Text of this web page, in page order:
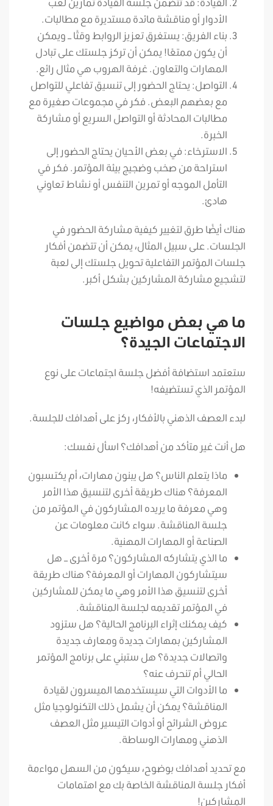
الأدوار أو مناقشة مائدة مستديرة مع مطالبات.
بناء الفريق: يستغرق تعزيز الروابط وقتًا – ويمكن
أن يكون ممتعًا! يمكن أن تركز جلستك على تبادل
المهارات والتعاون. غرفة الهروب هي مثال رائع.
التواصل: يحتاج الحضور إلى تنسيق تفاعلي للتواصل
مع بعضهم البعض. فكر في مجموعات صغيرة مع
مطالبات المحادثة أو التواصل السريع أو مشاركة
الخبرة.
الاسترخاء: في بعض الأحيان يحتاج الحضور إلى
استراحة من صخب وضجيج بيئة المؤتمر. فكر في
التأمل الموجه أو تمرين التنفس أو نشاط تعاوني
هادئ.
هناك أيضًا طرق لتغيير كيفية مشاركة الحضور في
الجلسات. على سبيل المثال، يمكن أن تتضمن أفكار
جلسات المؤتمر التفاعلية تحويل جلستك إلى لعبة
لتشجيع مشاركة المشاركين بشكل أكبر.
ما هي بعض مواضيع جلسات
الاجتماعات الجيدة؟
ستعتمد استضافة أفضل جلسة اجتماعات على نوع
المؤتمر الذي تستضيفه!
لبدء العصف الذهني بالأفكار، ركز على أهدافك للجلسة.
هل أنت غير متأكد من أهدافك؟ اسأل نفسك:
ماذا يتعلم الناس؟ هل يبنون مهارات، أم يكتسبون
المعرفة؟ هناك طريقة أخرى لتنسيق هذا الأمر
وهي معرفة ما يريده المشاركون في المؤتمر من
جلسة المناقشة. سواء كانت معلومات عن
الصناعة أو المهارات المهنية.
ما الذي يتشاركه المشاركون؟ مرة أخرى – هل
سيتشاركون المهارات أو المعرفة؟ هناك طريقة
أخرى لتنسيق هذا الأمر وهي ما يمكن للمشاركين
في المؤتمر تقديمه لجلسة المناقشة.
كيف يمكنك إثراء البرنامج الحالية؟ هل ستزود
المشاركين بمهارات جديدة ومعارف جديدة
واتصالات جديدة؟ هل ستبني على برنامج المؤتمر
الحالي أم تنحرف عنه؟
ما الأدوات التي سيستخدمها الميسرون لقيادة
المناقشة؟ يمكن أن يشمل ذلك التكنولوجيا مثل
عروض الشرائح أو أدوات التيسير مثل العصف
الذهني ومهارات الوساطة.
مع تحديد أهدافك بوضوح، سيكون من السهل مواءمة
أفكار جلسة المناقشة الخاصة بك مع اهتمامات
المشاركين!